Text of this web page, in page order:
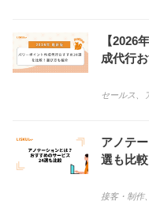
【2026
成代行
セールス
アノテ
選も比較
接客・制作、